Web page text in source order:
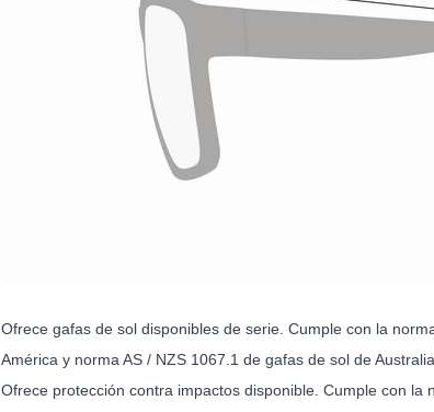
Ofrece gafas de sol disponibles de serie. Cumple con la
América y norma AS / NZS 1067.1 de gafas de sol de Australia
Ofrece protección contra impactos disponible. Cumple con la